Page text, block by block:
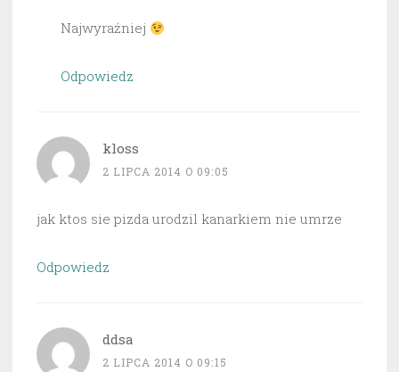
Najwyraźniej
Odpowiedz
kloss
2 LIPCA 2014 O 09:05
jak ktos sie pizda urodzil kanarkiem nie umrze
Odpowiedz
ddsa
2 LIPCA 2014 O 09:15